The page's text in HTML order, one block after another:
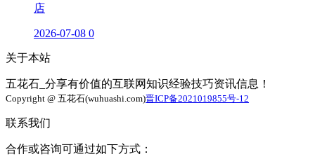
店
2026-07-08 0
关于本站
五花石_分享有价值的互联网知识经验技巧资讯信息！
Copyright @ 五花石(wuhuashi.com)晋ICP备2021019855号-12
联系我们
合作或咨询可通过如下方式：